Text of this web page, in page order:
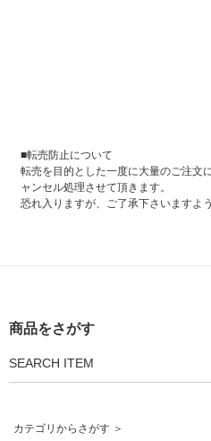
■転売防止について
転売を目的とした一度に大量のご注文
ャンセル処理させて頂きます。
恐れ入りますが、ご了承下さいますよ
商品をさがす
SEARCH ITEM
カテゴリからさがす ＞